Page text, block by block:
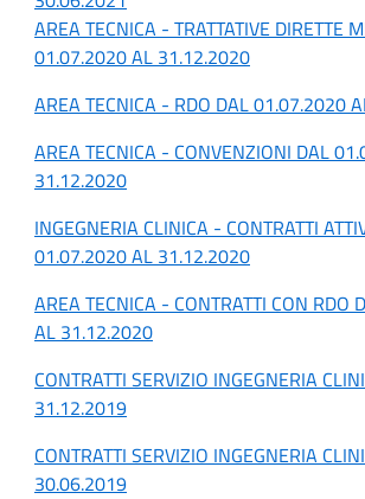
AREA TECNICA - TRATTATIVE DIRETTE
01.07.2020 AL 31.12.2020
AREA TECNICA - RDO DAL 01.07.2020
AREA TECNICA - CONVENZIONI DAL
31.12.2020
INGEGNERIA CLINICA - CONTRATTI
01.07.2020 AL 31.12.2020
AREA TECNICA - CONTRATTI CON RDO
AL 31.12.2020
CONTRATTI SERVIZIO INGEGNERIA
31.12.2019
CONTRATTI SERVIZIO INGEGNERIA
30.06.2019